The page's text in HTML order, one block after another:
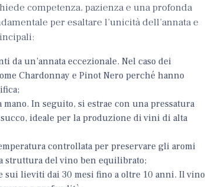
competenza, pazienza e una profonda
per esaltare l’unicità dell’annata e
da un’annata eccezionale. Nel caso dei
Chardonnay e Pinot Nero perché hanno
mano. In seguito, si estrae con una pressatura
ideale per la produzione di vini di alta
controllata per preservare gli aromi
struttura del vino ben equilibrato;
sui lieviti dai 30 mesi fino a oltre 10 anni. Il vino